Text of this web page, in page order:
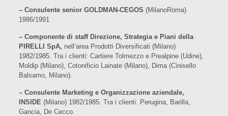
– Consulente senior GOLDMAN-CEGOS (MilanoRoma)
1986/1991
– Componente di staff Direzione, Strategia e Piani della
PIRELLI SpA, nell’area Prodotti Diversificati (Milano)
1982/1985. Tra i clienti: Cartiere Tolmezzo e Prealpine (Udine),
Moldip (Milano), Cotonificio Lainate (Milano), Dima (Cinisello
Balsamo, Milano).
– Consulente Marketing e Organizzazione aziendale,
INSIDE (Milano) 1982/1985. Tra i clienti: Perugina, Barilla,
Gancia, De Cecco.